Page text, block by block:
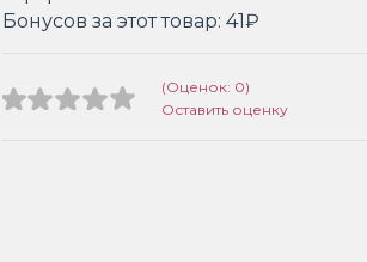
Бонусов за этот товар: 41₽
(Оценок: 0)
Оставить оценку